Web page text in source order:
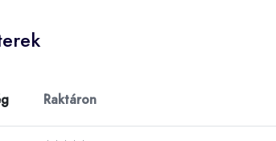
Raktáron